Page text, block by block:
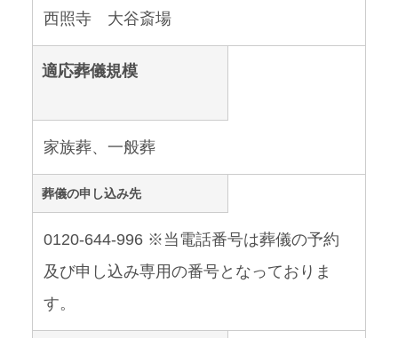
西照寺 大谷斎場
適応葬儀規模
家族葬、一般葬
葬儀の申し込み先
0120-644-996 ※当電話番号は葬儀の予約
及び申し込み専用の番号となっておりま
す。